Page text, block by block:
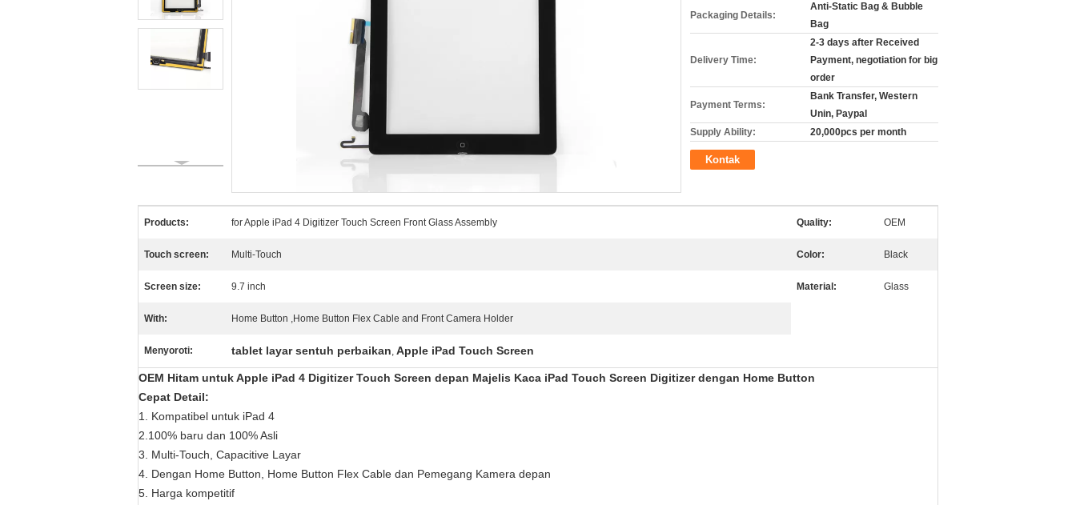
Packaging Details:
Anti-Static Bag & Bubble
Bag
Delivery Time:
2-3 days after Received
Payment, negotiation for big
order
Payment Terms:
Bank Transfer, Western
Unin, Paypal
Supply Ability:
20,000pcs per month
Kontak
Products: for Apple iPad 4 Digitizer Touch Screen Front Glass Assembly Quality: OEM
Touch screen: Multi-Touch Color: Black
Screen size: 9.7 inch Material: Glass
With: Home Button ,Home Button Flex Cable and Front Camera Holder
Menyoroti: tablet layar sentuh perbaikan, Apple iPad Touch Screen
OEM Hitam untuk Apple iPad 4 Digitizer Touch Screen depan Majelis Kaca iPad Touch Screen Digitizer dengan Home Button
Cepat Detail:
1. Kompatibel untuk iPad 4
2.100% baru dan 100% Asli
3. Multi-Touch, Capacitive Layar
4. Dengan Home Button, Home Button Flex Cable dan Pemegang Kamera depan
5. Harga kompetitif